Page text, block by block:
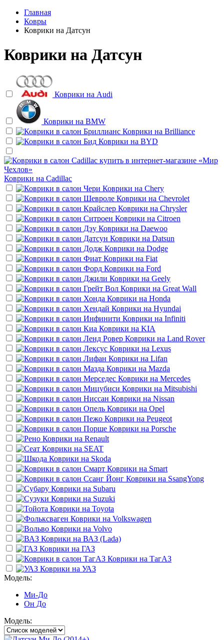
Главная
Ковры
Коврики на Датсун
Коврики на Датсун
Коврики на Audi
Коврики на BMW
Коврики на Brilliance
Коврики на BYD
Коврики на Cadillac
Коврики на Chery
Коврики на Chevrolet
Коврики на Chrysler
Коврики на Citroen
Коврики на Daewoo
Коврики на Datsun
Коврики на Dodge
Коврики на Fiat
Коврики на Ford
Коврики на Geely
Коврики на Great Wall
Коврики на Honda
Коврики на Hyundai
Коврики на Infiniti
Коврики на KIA
Коврики на Land Rover
Коврики на Lexus
Коврики на Lifan
Коврики на Mazda
Коврики на Mercedes
Коврики на Mitsubishi
Коврики на Nissan
Коврики на Opel
Коврики на Peugeot
Коврики на Porsche
Коврики на Renault
Коврики на SEAT
Коврики на Skoda
Коврики на Smart
Коврики на SsangYong
Коврики на Subaru
Коврики на Suzuki
Коврики на Toyota
Коврики на Volkswagen
Коврики на Volvo
Коврики на ВАЗ (Lada)
Коврики на ГАЗ
Коврики на ТагАЗ
Коврики на УАЗ
Модель:
Ми-До
Он До
Модель: